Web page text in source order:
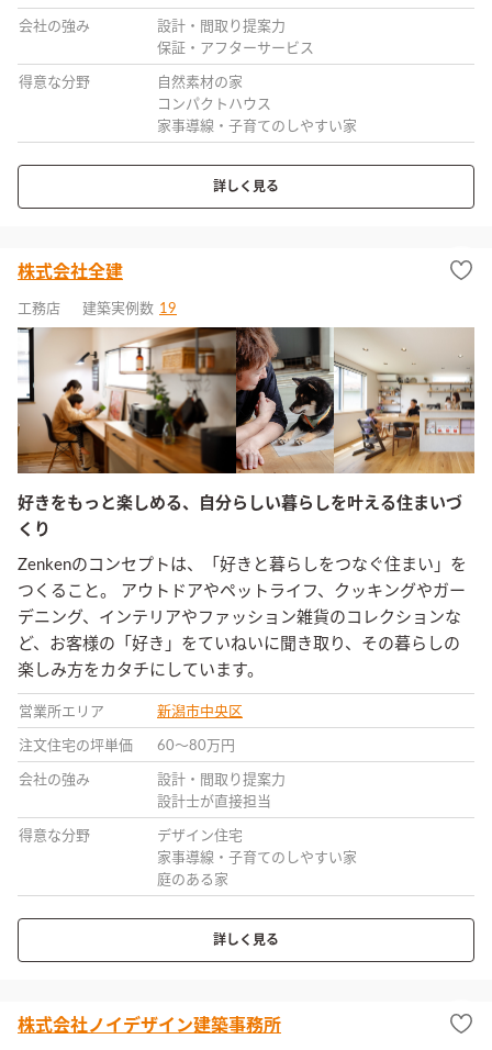
会社の強み
設計・間取り提案力
保証・アフターサービス
得意な分野
自然素材の家
コンパクトハウス
家事導線・子育てのしやすい家
詳しく見る
株式会社全建
工務店 建築実例数 19
好きをもっと楽しめる、自分らしい暮らしを叶える住まいづ
くり
Zenkenのコンセプトは、「好きと暮らしをつなぐ住まい」を
つくること。 アウトドアやペットライフ、クッキングやガー
デニング、インテリアやファッション雑貨のコレクションな
ど、お客様の「好き」をていねいに聞き取り、その暮らしの
楽しみ方をカタチにしています。
営業所エリア 新潟市中央区
注文住宅の坪単価 60〜80万円
会社の強み
設計・間取り提案力
設計士が直接担当
得意な分野
デザイン住宅
家事導線・子育てのしやすい家
庭のある家
詳しく見る
株式会社ノイデザイン建築事務所